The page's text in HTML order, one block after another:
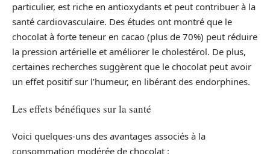
particulier, est riche en antioxydants et peut contribuer à la
santé cardiovasculaire. Des études ont montré que le
chocolat à forte teneur en cacao (plus de 70%) peut réduire
la pression artérielle et améliorer le cholestérol. De plus,
certaines recherches suggèrent que le chocolat peut avoir
un effet positif sur l’humeur, en libérant des endorphines.
Les effets bénéfiques sur la santé
Voici quelques-uns des avantages associés à la
consommation modérée de chocolat :